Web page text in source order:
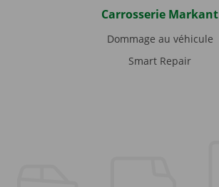
Carrosserie Markant
Dommage au véhicule
Smart Repair